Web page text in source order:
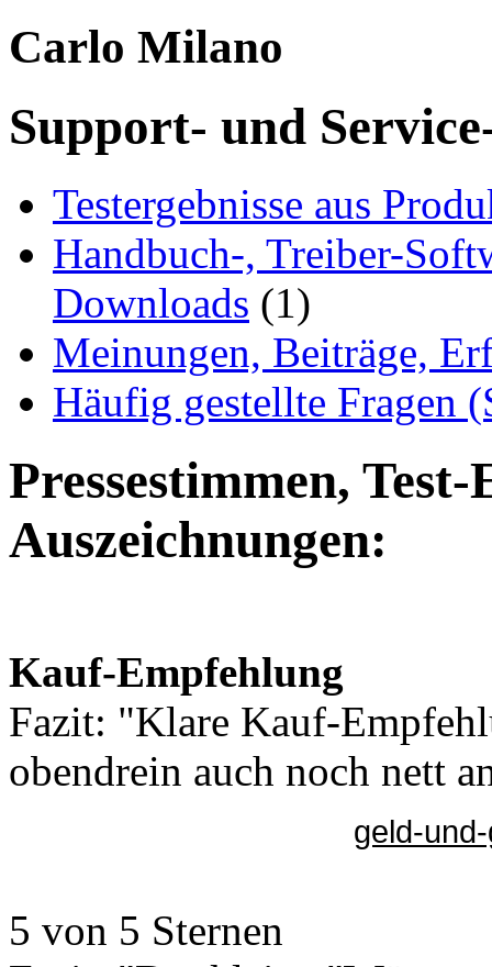
Carlo Milano
Support- und
Testergebnisse aus
Handbuch-, Treiber-
Downloads (1)
Meinungen, Beiträge,
Häufig gestellte Fragen
Pressestimmen,
Auszeichnungen:
Kauf-Empfehlung
Fazit: "Klare Kauf-
obendrein auch noch nett
geld-
5 von 5 Sternen